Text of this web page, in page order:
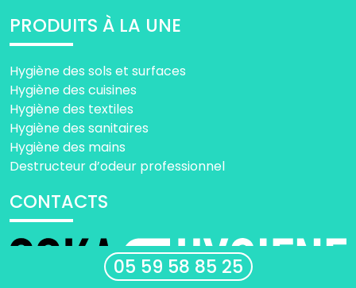
05 59 58 85 25
PRODUITS À LA UNE
Hygiène des sols et surfaces
Hygiène des cuisines
Hygiène des textiles
Hygiène des sanitaires
Hygiène des mains
Destructeur d’odeur professionnel
CONTACTS